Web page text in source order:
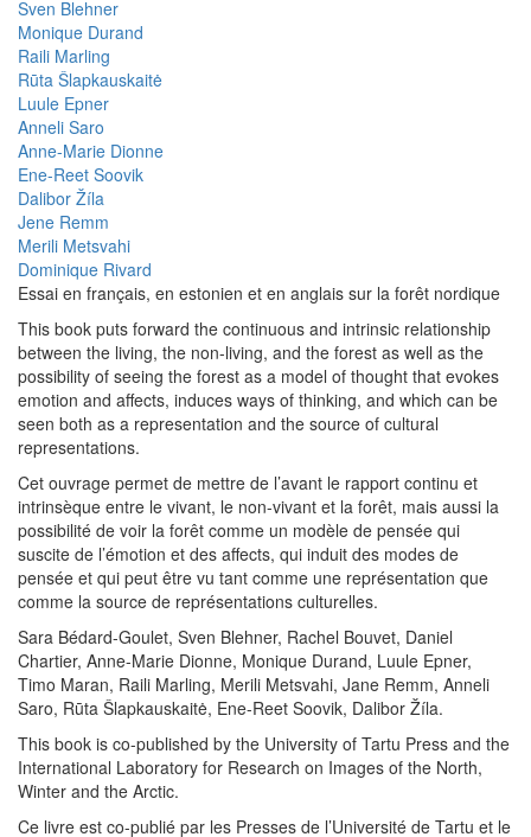
Sven Blehner
Monique Durand
Raili Marling
Rūta Šlapkauskaitė
Luule Epner
Anneli Saro
Anne-Marie Dionne
Ene-Reet Soovik
Dalibor Žíla
Jene Remm
Merili Metsvahi
Dominique Rivard
Essai en français, en estonien et en anglais sur la forêt nordique
This book puts forward the continuous and intrinsic relationship
between the living, the non-living, and the forest as well as the
possibility of seeing the forest as a model of thought that evokes
emotion and affects, induces ways of thinking, and which can be
seen both as a representation and the source of cultural
representations.
Cet ouvrage permet de mettre de l’avant le rapport continu et
intrinsèque entre le vivant, le non-vivant et la forêt, mais aussi la
possibilité de voir la forêt comme un modèle de pensée qui
suscite de l’émotion et des affects, qui induit des modes de
pensée et qui peut être vu tant comme une représentation que
comme la source de représentations culturelles.
Sara Bédard-Goulet, Sven Blehner, Rachel Bouvet, Daniel
Chartier, Anne-Marie Dionne, Monique Durand, Luule Epner,
Timo Maran, Raili Marling, Merili Metsvahi, Jane Remm, Anneli
Saro, Rūta Šlapkauskaitė, Ene-Reet Soovik, Dalibor Žíla.
This book is co-published by the University of Tartu Press and the
International Laboratory for Research on Images of the North,
Winter and the Arctic.
Ce livre est co-publié par les Presses de l’Université de Tartu et le